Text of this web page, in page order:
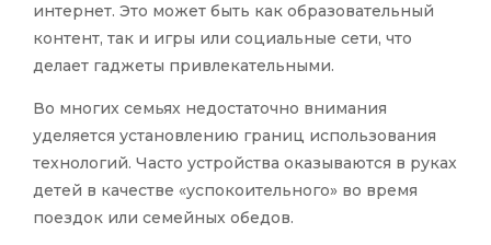
интернет. Это может быть как образовательный
контент, так и игры или социальные сети, что
делает гаджеты привлекательными.
Во многих семьях недостаточно внимания
уделяется установлению границ использования
технологий. Часто устройства оказываются в руках
детей в качестве «успокоительного» во время
поездок или семейных обедов.